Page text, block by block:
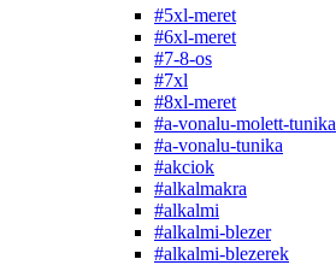
#5xl-meret
#6xl-meret
#7-8-os
#7xl
#8xl-meret
#a-vonalu-molett-tunika
#a-vonalu-tunika
#akciok
#alkalmakra
#alkalmi
#alkalmi-blezer
#alkalmi-blezerek